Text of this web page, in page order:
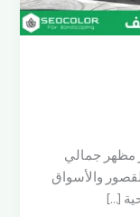
مظهر جمالي
والأسواق
[…]